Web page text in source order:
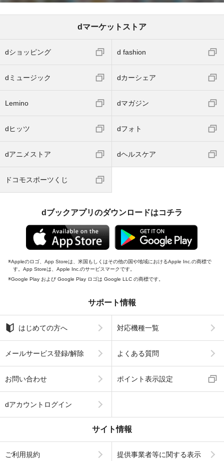
dマーケットストア
dショッピング d fashion
dミュージック dカーシェア
Lemino dマガジン
dヒッツ dフォト
dアニメストア dヘルスケア
ドコモスポーツくじ
dブックアプリのダウンロードはコチラ
Appleのロゴ、App Storeは、米国もしくはその他の国や地域におけるApple Inc.の商標で
す。App Storeは、Apple Inc.のサービスマークです。
Google Play および Google Play ロゴは Google LLC の商標です。
サポート情報
はじめての方へ 対応機種一覧
メールサービス登録/解除 よくある質問
お問い合わせ ポイント表示設定
dアカウントログイン
サイト情報
ご利用規約 提供事業者等に関する表示